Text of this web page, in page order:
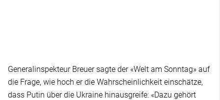
Generalinspekteur Breuer sagte der «Welt am Sonntag» auf
die Frage, wie hoch er die Wahrscheinlichkeit einschätze,
dass Putin über die Ukraine hinausgreife: «Dazu gehört